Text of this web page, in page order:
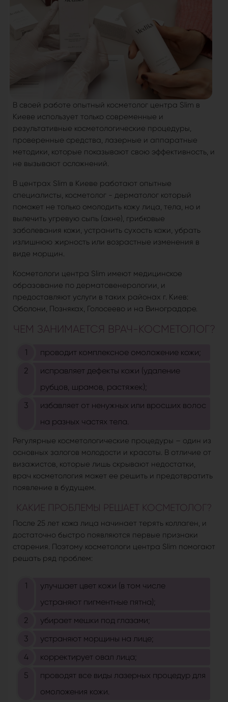
В своей работе опытный косметолог центра Slim в
Киеве использует только современные и
результативные косметологические процедуры,
проверенные средства, лазерные и аппаратные
методики, которые показывают свою эффективность, и
не вызывают осложнений.
В центрах Slim в Киеве работают опытные
специалисты, косметолог - дерматолог который
поможет не только омолодить кожу лица, тела, но и
вылечить угревую сыпь (акне), грибковые
заболевания кожи, устранить сухость кожи, убрать
излишнюю жирность или возрастные изменения в
виде морщин.
Косметологи центра Slim имеют медицинское
образование по дерматовенерологии, и
предоставляют услуги в таких районах г. Киев:
Оболони, Позняках, Голосеево и на Виноградаре.
ЧЕМ ЗАНИМАЕТСЯ ВРАЧ-КОСМЕТОЛОГ?
проводит комплексное омоложение кожи;
исправляет дефекты кожи (удаление
рубцов, шрамов, растяжек);
избавляет от ненужных или вросших волос
на разных частях тела.
Регулярные косметологические процедуры – один из
основных залогов молодости и красоты. В отличие от
визажистов, которые лишь скрывают недостатки,
врач косметология может ее решить и предотвратить
появление в будущем.
КАКИЕ ПРОБЛЕМЫ РЕШАЕТ КОСМЕТОЛОГ?
После 25 лет кожа лица начинает терять коллаген, и
достаточно быстро появляются первые признаки
старения. Поэтому косметологи центра Slim помогают
решать ряд проблем:
улучшает цвет кожи (в том числе
устраняют пигментные пятна);
убирает мешки под глазами;
устраняют морщины на лице;
корректирует овал лица;
проводят все виды лазерных процедур для
омоложения кожи.